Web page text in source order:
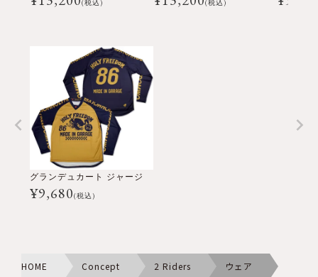
(税込) (税込)
グランデュカート ジャージ
¥9,680(税込)
HOME Concept 2 Riders ウェア